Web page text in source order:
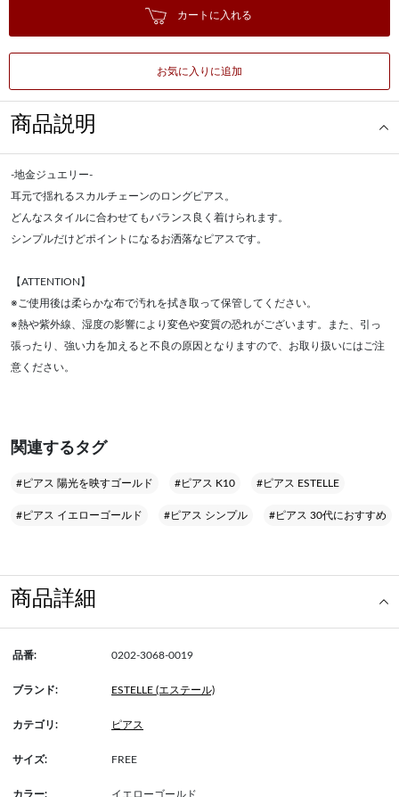
カートに入れる
お気に入りに追加
商品説明
-地金ジュエリー-
耳元で揺れるスカルチェーンのロングピアス。
どんなスタイルに合わせてもバランス良く着けられます。
シンプルだけどポイントになるお洒落なピアスです。
【ATTENTION】
※ご使用後は柔らかな布で汚れを拭き取って保管してください。
※熱や紫外線、湿度の影響により変色や変質の恐れがございます。また、引っ
張ったり、強い力を加えると不良の原因となりますので、お取り扱いにはご注
意ください。
関連するタグ
#ピアス 陽光を映すゴールド #ピアス K10 #ピアス ESTELLE
#ピアス イエローゴールド #ピアス シンプル #ピアス 30代におすすめ
商品詳細
品番: 0202-3068-0019
ブランド: ESTELLE (エステール)
カテゴリ: ピアス
サイズ: FREE
カラー: イエローゴールド